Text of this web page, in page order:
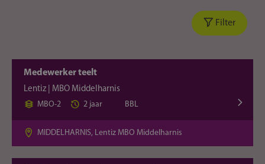
Filter
Medewerker teelt
Lentiz | MBO Middelharnis
MBO-2
2 jaar BBL
MIDDELHARNIS, Lentiz MBO Middelharnis